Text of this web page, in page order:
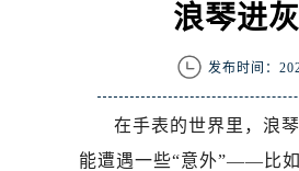
浪琴进
发布时间：
在手表的世界里，浪
能遭遇一些“意外”——比